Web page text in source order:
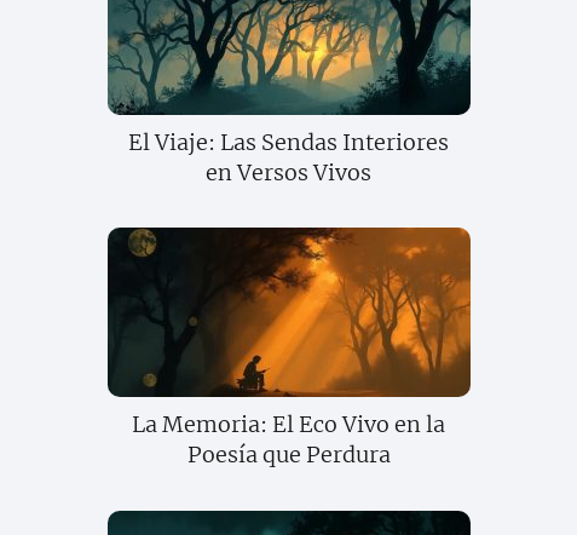
El Viaje: Las Sendas Interiores
en Versos Vivos
La Memoria: El Eco Vivo en la
Poesía que Perdura